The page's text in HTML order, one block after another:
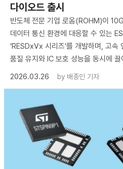
다이오드 출시
반도체 전문 기업 로옴(ROHM)이
데이터 통신 환경에 대응할 수 있는
‘RESDxVx 시리즈’를 개발하며, 고속
품질 유지와 IC 보호 성능을 동시에 끌
2026.03.26
by 배종인 기자